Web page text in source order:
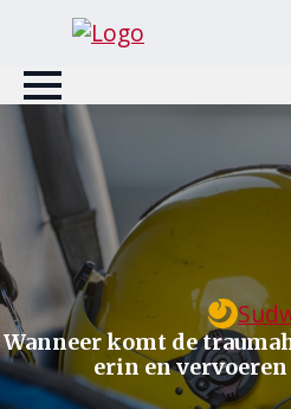
Wanneer komt de
erin en